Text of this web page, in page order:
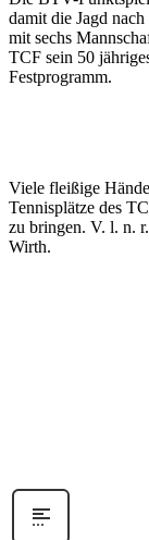
damit die Jagd
mit sechs
TCF sein 50
Festprogramm.
Viele fleißige
Tennisplätze des
zu bringen. V. l. n.
Wirth.